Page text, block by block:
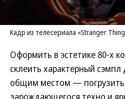
Кадр из телесериала «Stranger
Оформить в эстетике 80-х
склеить характерный
общим местом —
зарождающегося техно и